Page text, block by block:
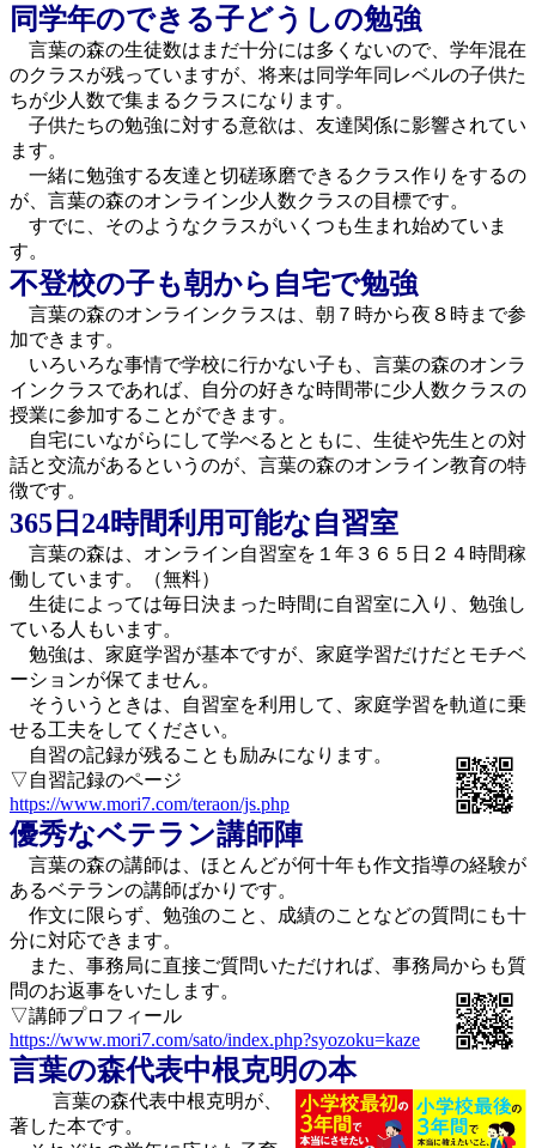
同学年のできる子どうしの勉強
言葉の森の生徒数はまだ十分には多くないので、学年混在
のクラスが残っていますが、将来は同学年同レベルの子供た
ちが少人数で集まるクラスになります。
子供たちの勉強に対する意欲は、友達関係に影響されてい
ます。
一緒に勉強する友達と切磋琢磨できるクラス作りをするの
が、言葉の森のオンライン少人数クラスの目標です。
すでに、そのようなクラスがいくつも生まれ始めていま
す。
不登校の子も朝から自宅で勉強
言葉の森のオンラインクラスは、朝７時から夜８時まで参
加できます。
いろいろな事情で学校に行かない子も、言葉の森のオンラ
インクラスであれば、自分の好きな時間帯に少人数クラスの
授業に参加することができます。
自宅にいながらにして学べるとともに、生徒や先生との対
話と交流があるというのが、言葉の森のオンライン教育の特
徴です。
365日24時間利用可能な自習室
言葉の森は、オンライン自習室を１年３６５日２４時間稼
働しています。（無料）
生徒によっては毎日決まった時間に自習室に入り、勉強し
ている人もいます。
勉強は、家庭学習が基本ですが、家庭学習だけだとモチベ
ーションが保てません。
そういうときは、自習室を利用して、家庭学習を軌道に乗
せる工夫をしてください。
自習の記録が残ることも励みになります。
▽自習記録のページ
https://www.mori7.com/teraon/js.php
優秀なベテラン講師陣
言葉の森の講師は、ほとんどが何十年も作文指導の経験が
あるベテランの講師ばかりです。
作文に限らず、勉強のこと、成績のことなどの質問にも十
分に対応できます。
また、事務局に直接ご質問いただければ、事務局からも質
問のお返事をいたします。
▽講師プロフィール
https://www.mori7.com/sato/index.php?syozoku=kaze
言葉の森代表中根克明の本
言葉の森代表中根克明が、
著した本です。